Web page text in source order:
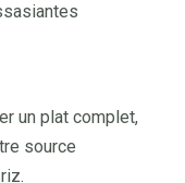
un plat complet,
source